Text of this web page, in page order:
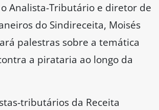
o Analista-Tributário e diretor de
do Sindireceita, Moisés
palestras sobre a temática
a pirataria ao longo da
tributários da Receita